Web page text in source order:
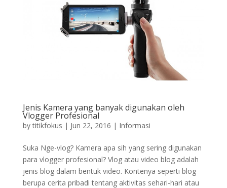
Jenis Kamera yang banyak digunakan oleh
Vlogger Profesional
bytitikfokus | Jun 22, 2016 | Informasi
Suka Nge-vlog? Kamera apa sih yang sering digunakan
para vlogger profesional? Vlog atau video blog adalah
jenis blog dalam bentuk video. Kontenya seperti blog
berupa cerita pribadi tentang aktivitas sehari-hari atau